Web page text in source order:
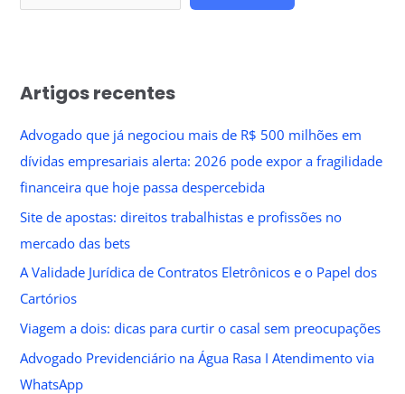
Artigos recentes
Advogado que já negociou mais de R$ 500 milhões em
dívidas empresariais alerta: 2026 pode expor a fragilidade
financeira que hoje passa despercebida
Site de apostas: direitos trabalhistas e profissões no
mercado das bets
A Validade Jurídica de Contratos Eletrônicos e o Papel dos
Cartórios
Viagem a dois: dicas para curtir o casal sem preocupações
Advogado Previdenciário na Água Rasa I Atendimento via
WhatsApp